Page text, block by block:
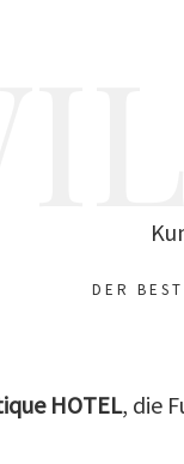
DER
HOTEL, die